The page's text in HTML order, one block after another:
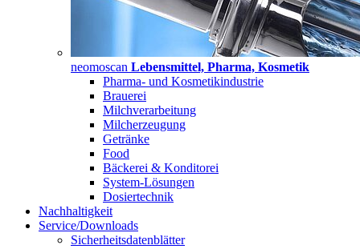
neomoscan Lebensmittel, Pharma, Kosmetik
Pharma- und Kosmetikindustrie
Brauerei
Milchverarbeitung
Milcherzeugung
Getränke
Food
Bäckerei & Konditorei
System-Lösungen
Dosiertechnik
Nachhaltigkeit
Service/Downloads
Sicherheitsdatenblätter